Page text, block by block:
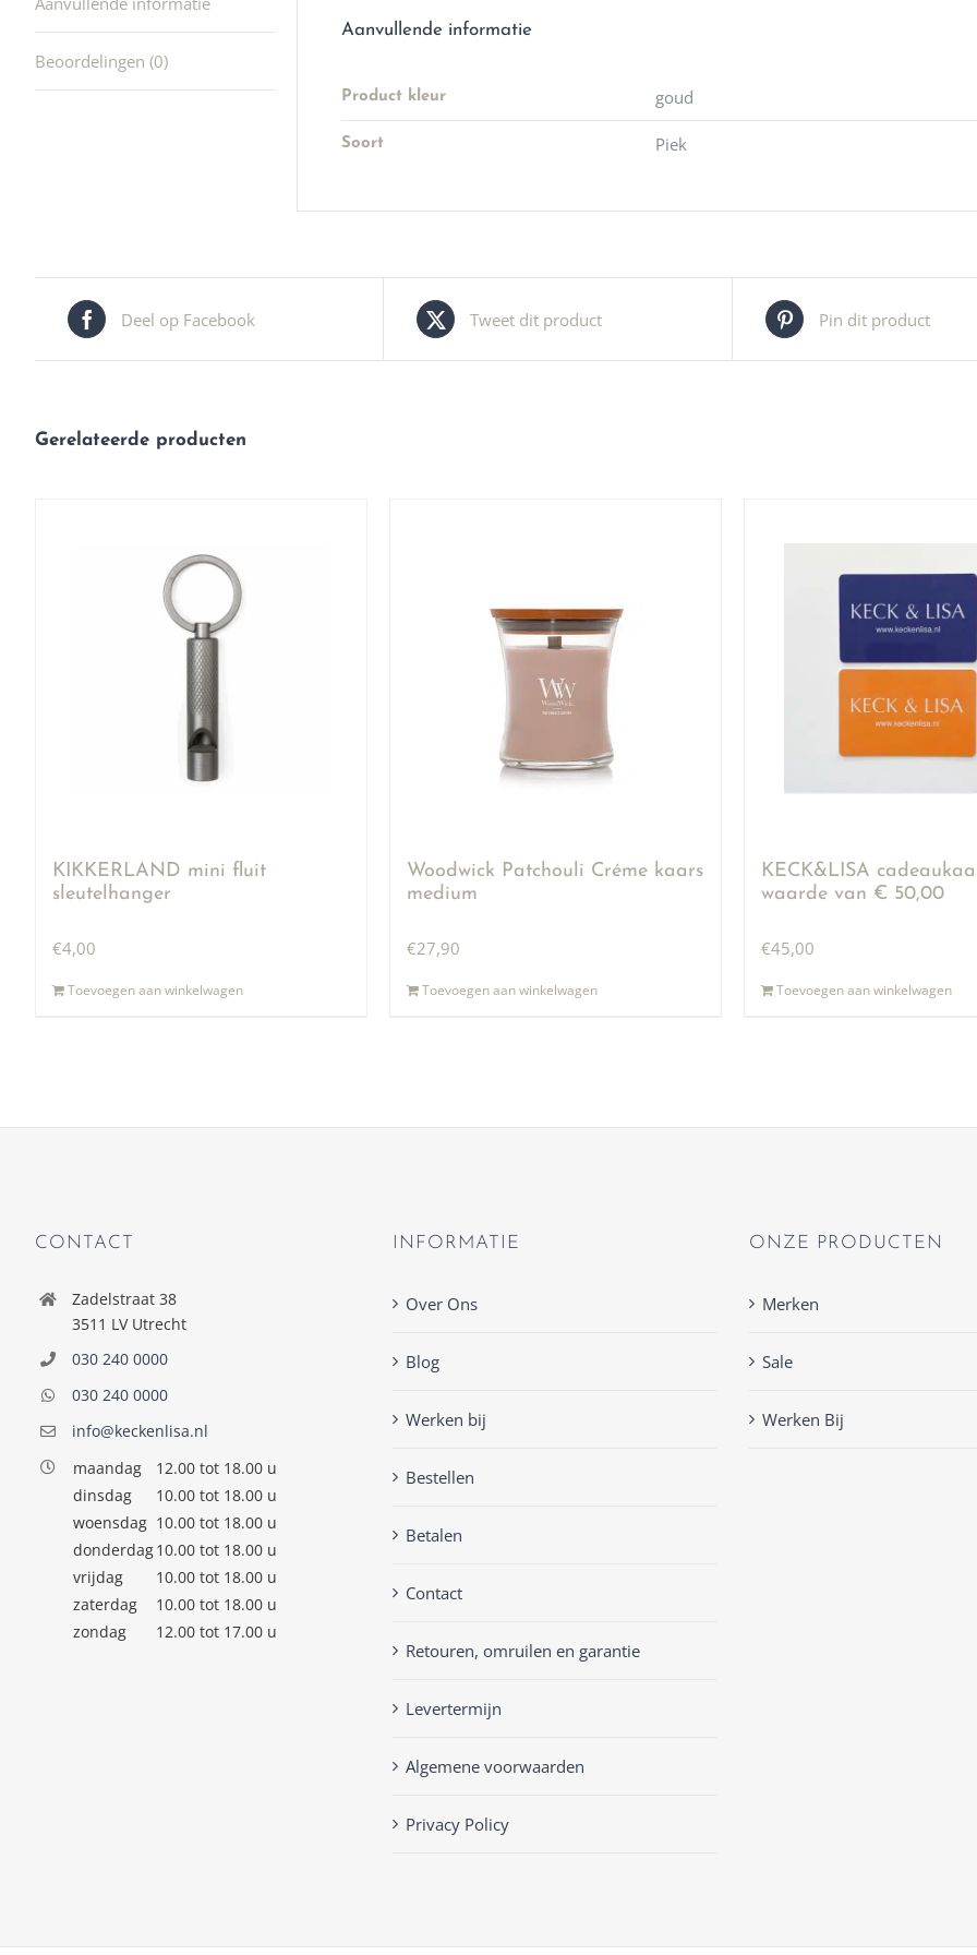
Beoordelingen (0)
Aanvullende informatie
Product kleur goud
Soort Piek
Deel op Facebook Tweet dit product Pin dit product
Gerelateerde producten
KIKKERLAND mini fluit
sleutelhanger
€4,00
Toevoegen aan winkelwagen
Woodwick Patchouli Créme kaars
medium
€27,90
Toevoegen aan winkelwagen
KECK&LISA
waarde van € 50,00
€45,00
Toevoegen aan winkelwagen
CONTACT
Zadelstraat 38
3511 LV Utrecht
030 240 0000
030 240 0000
info@keckenlisa.nl
maandag
12.00 tot 18.00 u
dinsdag
10.00 tot 18.00 u
woensdag 10.00 tot 18.00 u
donderdag10.00 tot 18.00 u
vrijdag
10.00 tot 18.00 u
zaterdag
10.00 tot 18.00 u
zondag
12.00 tot 17.00 u
INFORMATIE
Over Ons
Blog
Werken bij
Bestellen
Betalen
Contact
Retouren, omruilen en garantie
Levertermijn
Algemene voorwaarden
Privacy Policy
ONZE PRODUCTEN
Merken
Sale
Werken Bij